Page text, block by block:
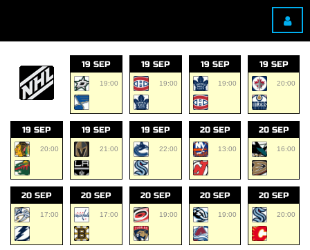
19 SEP
19:00
19 SEP
19:00
19 SEP
19:00
19 SEP
20:00
19 SEP
20:00
19 SEP
21:00
19 SEP
22:00
20 SEP
13:00
20 SEP
16:00
20 SEP
17:00
20 SEP
17:00
20 SEP
19:00
20 SEP
19:00
20 SEP
20:00